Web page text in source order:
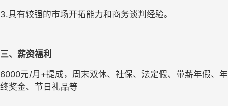
3.具有较强的市场开拓能力和商务谈判经验。
三、薪资福利
6000元/月+提成，周末双休、社保、法定假、带薪年假、年
终奖金、节日礼品等